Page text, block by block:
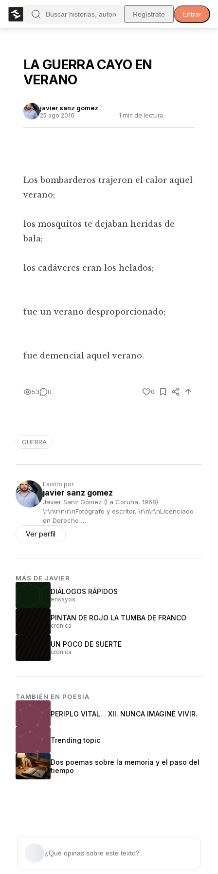
Regístrate Entrar
LA GUERRA CAYO EN
VERANO
javier sanz gomez
25 ago 2016 1 min de lectura
Los bombarderos trajeron el calor aquel
verano;
los mosquitos te dejaban heridas de
bala;
los cadáveres eran los helados;
fue un verano desproporcionado;
fue demencial aquel verano.
53 0 0
GUERRA
Escrito por
javier sanz gomez
Javier Sanz Gómez (La Coruña, 1968)
\r\n\r\n\r\nFotógrafo y escritor. \r\n\r\nLicenciado
en Derecho …
Ver perfil
MÁS DE JAVIER
DIÁLOGOS RÁPIDOS
ensayos
PINTAN DE ROJO LA TUMBA DE FRANCO
cronica
UN POCO DE SUERTE
cronica
TAMBIÉN EN POESIA
PERIPLO VITAL. . XII. NUNCA IMAGINÉ VIVIR.
Trending topic
Dos poemas sobre la memoria y el paso del
tiempo
¿Qué opinas sobre este texto?